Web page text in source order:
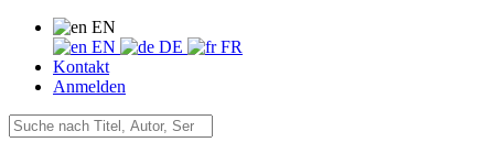
EN
EN
DE
FR
Kontakt
Anmelden